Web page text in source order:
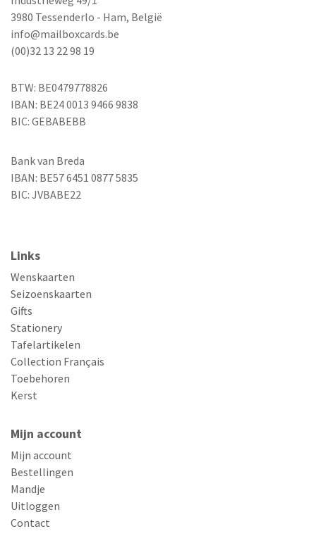
3980 Tessenderlo - Ham, België
info@mailboxcards.be
(00)32 13 22 98 19
BTW: BE0479778826
IBAN: BE24 0013 9466 9838
BIC: GEBABEBB
Bank van Breda
IBAN: BE57 6451 0877 5835
BIC: JVBABE22
Links
Wenskaarten
Seizoenskaarten
Gifts
Stationery
Tafelartikelen
Collection Français
Toebehoren
Kerst
Mijn account
Mijn account
Bestellingen
Mandje
Uitloggen
Contact